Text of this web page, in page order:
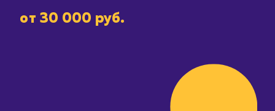
с клиентами с помощью наших
персонализированных чат-ботов.
от 30 000 руб.